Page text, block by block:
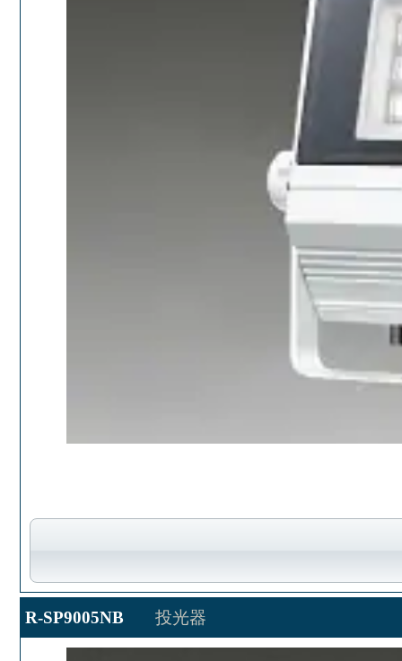
R-SP9005NB 投光器